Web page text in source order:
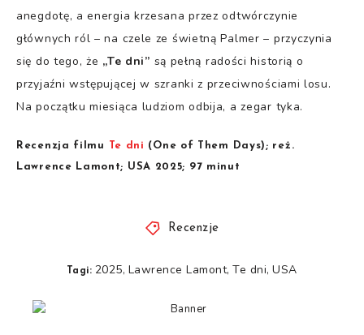
anegdotę, a energia krzesana przez odtwórczynie
głównych ról – na czele ze świetną Palmer – przyczynia
się do tego, że „Te dni” są pełną radości historią o
przyjaźni wstępującej w szranki z przeciwnościami losu.
Na początku miesiąca ludziom odbija, a zegar tyka.
Recenzja filmu Te dni (One of Them Days); reż.
Lawrence Lamont; USA 2025; 97 minut
Recenzje
Tagi: 2025, Lawrence Lamont,Te dni,USA